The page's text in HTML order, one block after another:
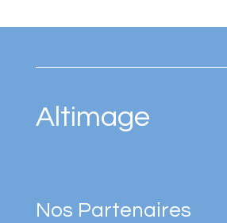
Altimage
Nos Partenaires